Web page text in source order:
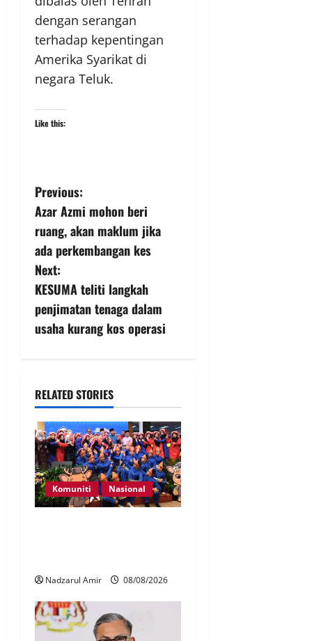
dengan serangan
terhadap kepentingan
Amerika Syarikat di
negara Teluk.
Like this:
Previous:
Azar Azmi mohon beri
ruang, akan maklum jika
ada perkembangan kes
Next:
KESUMA teliti langkah
penjimatan tenaga dalam
usaha kurang kos operasi
RELATED STORIES
Komuniti Nasional
Nadzarul Amir 08/08/2026